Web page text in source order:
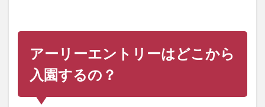
アーリーエントリーはどこから
入園するの？